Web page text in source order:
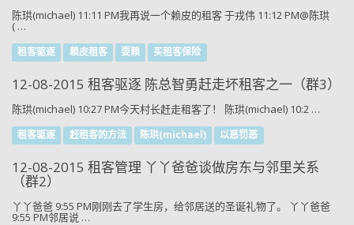
陈珙(michael) 11:11 PM我再说一个赖皮的租客 于戎伟 11:12 PM@陈珙
( …
租客驱逐 赖皮租客 耍赖 买租客保险
12-08-2015 租客驱逐 陈总智勇赶走坏租客之一（群3）
陈珙(michael) 10:27 PM今天村长赶走租客了！ 陈珙(michael) 10:2 …
租客驱逐 赶租客的方法 陈珙(michael) 以恶罚恶
12-08-2015 租客管理 丫丫爸爸谈做房东与邻里关系
（群2）
丫丫爸爸 9:55 PM刚刚去了学生房，给邻居送的圣诞礼物了。 丫丫爸爸
9:55 PM邻居说 …